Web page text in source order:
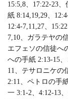
15:5,8、17:22-23
紙 8:14,19,29、
12:4-7,11,27、
7,10、ガラテヤの
エフェソの信徒へ
への手紙 2:13-15
11、テサロニケの
2:11、ペトロの手
一 3:1-2、4:12-13